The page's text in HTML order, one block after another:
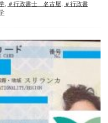
, ＃行政書士 名古屋, ＃行政書